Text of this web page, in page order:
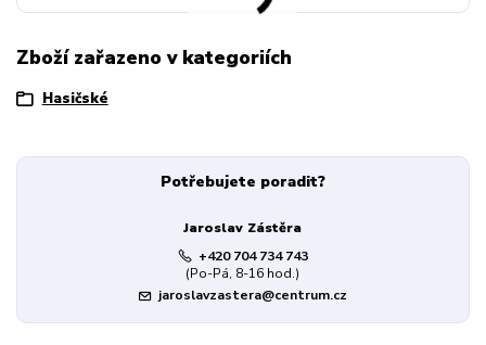
Zboží zařazeno v kategoriích
Hasičské
Potřebujete poradit?
Jaroslav Zástěra
+420 704 734 743
(Po-Pá, 8-16 hod.)
jaroslavzastera@centrum.cz